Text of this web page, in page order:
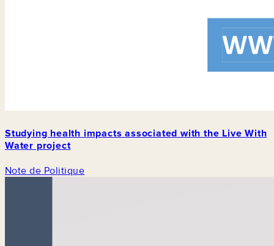
Studying health impacts associated with the Live With
Water project
Note de Politique